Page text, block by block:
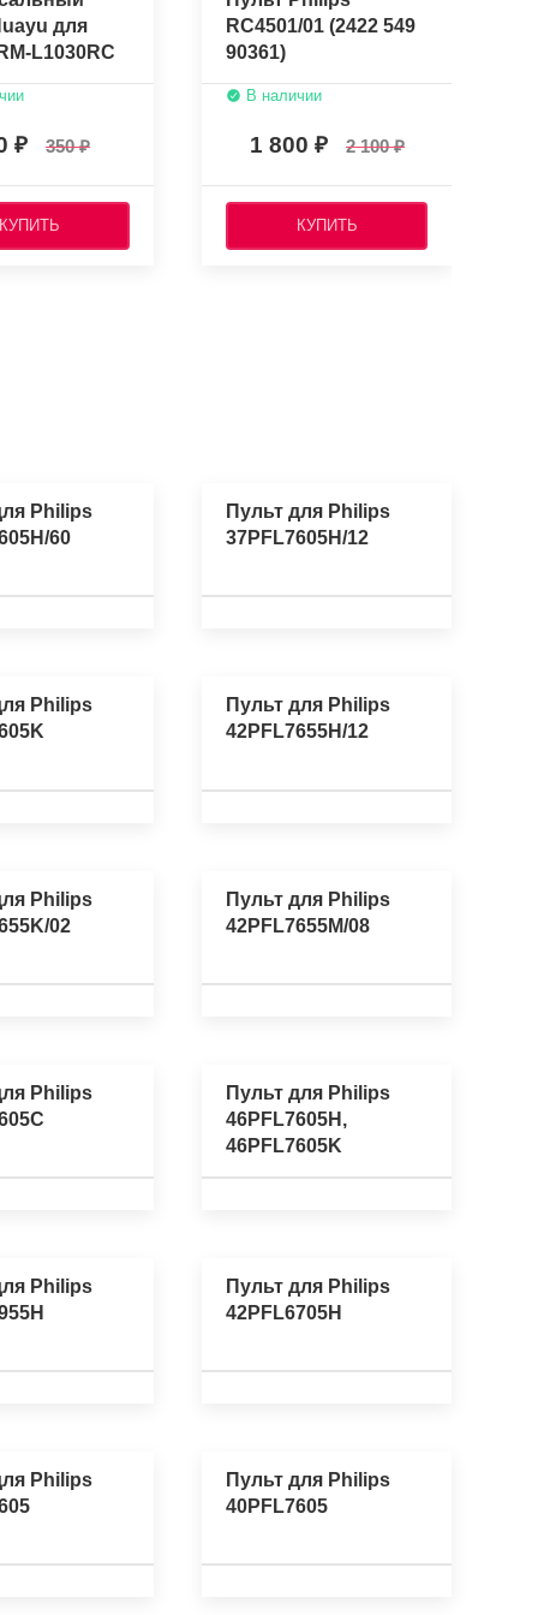
для
L1030RC
350
КУПИТЬ
RC4501/01 (2422 549
90361)
(оригинальный)
В наличии
1 800 2 100
КУПИТЬ
Philips
60
Пульт для Philips
37PFL7605H/12
Philips
Пульт для Philips
42PFL7655H/12
Philips
02
Пульт для Philips
42PFL7655M/08
Philips
Пульт для Philips
46PFL7605H,
46PFL7605K
Philips
Пульт для Philips
42PFL6705H
Philips
Пульт для Philips
40PFL7605